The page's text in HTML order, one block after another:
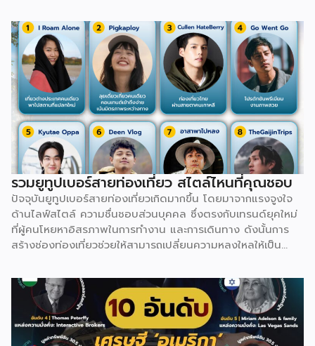
เป็นเอกลักษณ์เฉพาะตัวที่ไม่เหมือนภาษาใดในโลก นอกจากนี้
จอร์เจียยังเป็นที่ตั้งของ Ushguli หมู่บ้านที่มีคนอยู่อาศัยจริงซึ่ง
สูงที่สุดในยุโรป ล้อมรอบด้วยหอคอยหินโบราณ และมีเมืองถ้ำ
ขนาดใหญ่อย่าง Vardzia ที่ขุดเข้าไปในเนื้อหินถึง 13 ชั้นเพื่อใช้
ซ่อนตัวจากศัตรูในอดีต ยิ่งไปกว่านั้น ยามล้อมวงกินเลี้ยงใน
วัฒนธรรม Supra จะต้องมี Tamada หรือหัวหน้าโต๊ะคอยร่ายคำ
อวยพรยาวเหยียดสะท้อนเรื่องราวชีวิต ความรัก และบรรพบุรุษ
ก่อนที่ทุกคนจะยกแก้วดื่มพร้อมกัน ทำให้จอร์เจียไม่ได้มีดีแค่
ธรรมชาติ แต่เต็มไปด้วยอารยธรรมสุดลึกลับที่รอให้ไปสัมผัส
รวมยูทูปเบอร์สายท่องเที่ยว สไตล์ไหนที่คุณชอบ
ปัจจุบันยูทูปเบอร์สายท่องเที่ยวเกิดมากขึ้น โดยมาจากแรงจูงใจ
ด้านไลฟ์สไตล์ ความชื่นชอบส่วนบุคคล ซึ่งตรงกับเทรนด์ยุคใหม่
ที่ผู้คนโหยหาอิสรภาพในการทำงาน และการเดินทาง ดังนั้นการ
สร้างช่องท่องเที่ยวช่วยให้สามารถเปลี่ยนความหลงใหลให้เป็น
สปอนเซอร์แบรนด์สินค้า/โรงแรม, การขายสินค้าของตัวเอง ไป
จนถึงงานรับรีวิว สามารถต่อยอดออกไปได้อย่างหลากหลาย
นอกจากนี้ พฤติกรรมผู้บริโภคยุคปัจจุบันที่นิยมเสพวิดีโอท่อง
เที่ยวเพื่อหาแรงบันดาลใจ ใช้เป็นข้อมูลวางแผนเดินทาง หรือรับ
ชมเพื่อความเพลิดเพลิน (Virtual Travel) คอนเทนต์สายนี้จึงมี